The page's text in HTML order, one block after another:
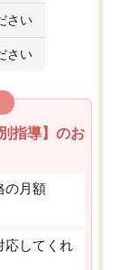
さい
さい
指導】のお
の月額
応してくれ